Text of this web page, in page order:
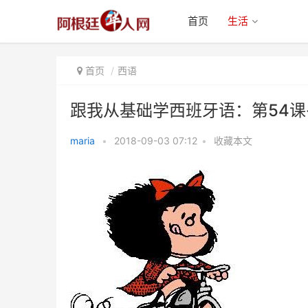
首页 生活
首页 西语
跟我从基础学西班牙语：第54课
maria • 2018-09-03 07:12 • 收藏本文